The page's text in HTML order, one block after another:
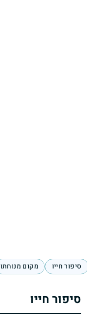
סיפור חייו מקום מנוחתו
סיפור חייו